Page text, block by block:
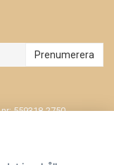
Prenumerera
559318-2750